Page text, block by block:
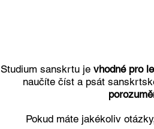
Studium sanskrtu je vhodné pro
naučíte číst a psát
Pokud máte jakékoliv